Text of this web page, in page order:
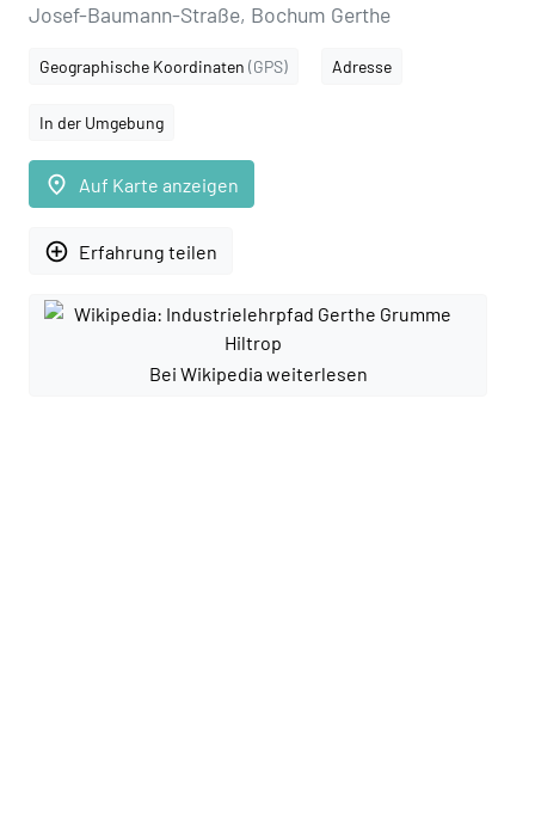
Josef-Baumann-Straße, Bochum Gerthe
Geographische Koordinaten (GPS) Adresse
In der Umgebung
place Auf Karte anzeigen
add_circle_outline Erfahrung teilen
Bei Wikipedia weiterlesen